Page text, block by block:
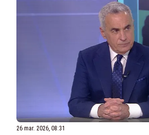
26 mar. 2026, 08:31